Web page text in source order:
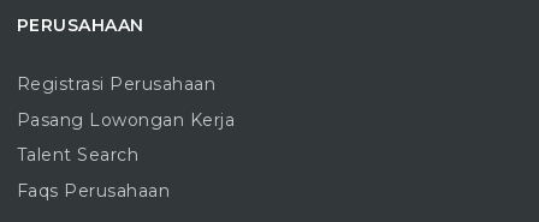
PERUSAHAAN
Registrasi Perusahaan
Pasang Lowongan Kerja
Talent Search
Faqs Perusahaan